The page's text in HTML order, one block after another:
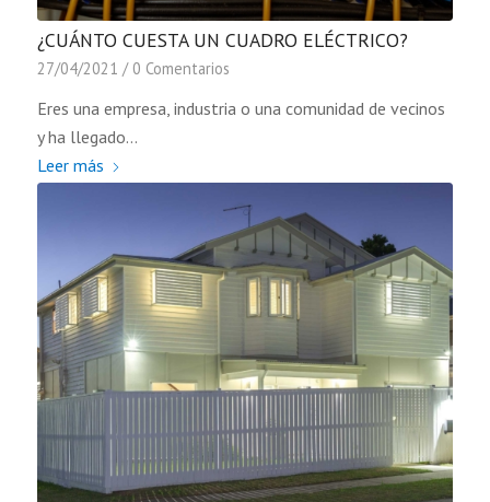
¿CUÁNTO CUESTA UN CUADRO ELÉCTRICO?
27/04/2021 / 0 Comentarios
Eres una empresa, industria o una comunidad de vecinos
y ha llegado…
Leer más